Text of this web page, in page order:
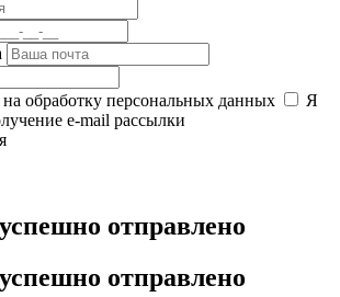
на обработку персональных данных
Я
e-mail рассылки
отправлено
отправлено